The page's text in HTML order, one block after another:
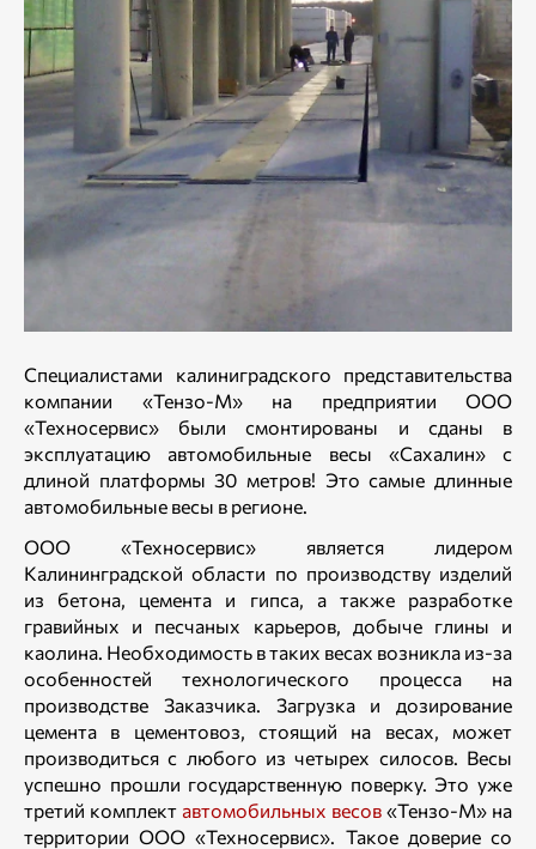
Специалистами калиниградского представительства
компании «Тензо-М» на предприятии ООО
«Техносервис» были смонтированы и сданы в
эксплуатацию автомобильные весы «Сахалин» с
длиной платформы 30 метров! Это самые длинные
автомобильные весы в регионе.
ООО «Техносервис» является лидером
Калининградской области по производству изделий
из бетона, цемента и гипса, а также разработке
гравийных и песчаных карьеров, добыче глины и
каолина. Необходимость в таких весах возникла из-за
особенностей технологического процесса на
производстве Заказчика. Загрузка и дозирование
цемента в цементовоз, стоящий на весах, может
производиться с любого из четырех силосов. Весы
успешно прошли государственную поверку. Это уже
третий комплект автомобильных весов «Тензо-М» на
территории ООО «Техносервис». Такое доверие со